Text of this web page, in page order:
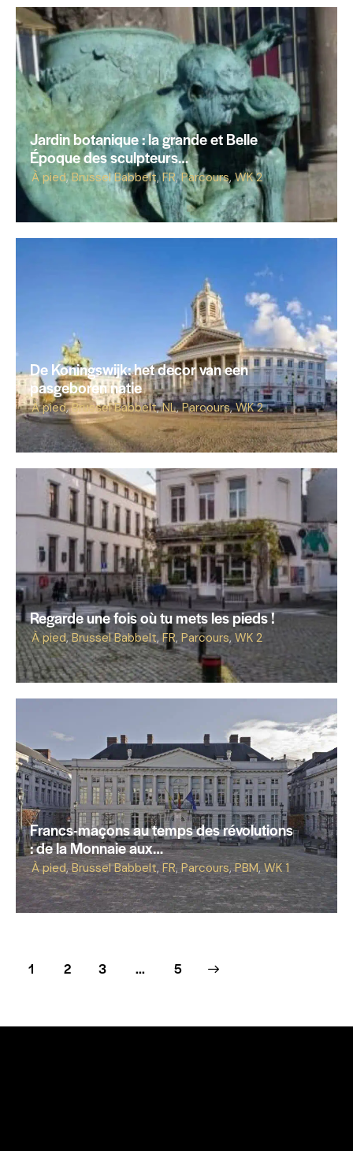
Jardin botanique : la grande et Belle
Époque des sculpteurs…
À pied,Brussel Babbelt,FR,Parcours,WK 2
De Koningswijk: het decor van een
pasgeboren natie
À pied,Brussel Babbelt,NL,Parcours,WK 2
Regarde une fois où tu mets les pieds !
À pied,Brussel Babbelt,FR, Parcours, WK 2
Francs-maçons au temps des révolutions
: de la Monnaie aux…
À pied,Brussel Babbelt,FR, Parcours,PBM, WK 1
1 2 3 ... 5
>